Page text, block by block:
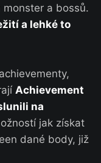
monster a bossů.
a lehké to
Achievement
na
jak získat
dané body, již